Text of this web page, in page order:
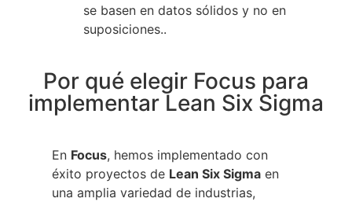
se basen en datos sólidos y no en
suposiciones..
Por qué elegir Focus para
implementar Lean Six Sigma
En Focus, hemos implementado con
éxito proyectos de Lean Six Sigma en
una amplia variedad de industrias,